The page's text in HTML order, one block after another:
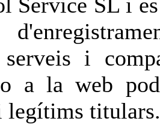
serveis i
a la web
legítims titulars.